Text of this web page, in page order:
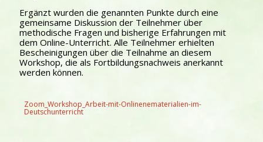
Ergänzt wurden die genannten Punkte durch eine
gemeinsame Diskussion der Teilnehmer über
methodische Fragen und bisherige Erfahrungen mit
dem Online-Unterricht. Alle Teilnehmer erhielten
Bescheinigungen über die Teilnahme an diesem
Workshop, die als Fortbildungsnachweis anerkannt
werden können.
Zoom_Workshop_Arbeit-mit-Onlinenematerialien-im-
Deutschunterricht